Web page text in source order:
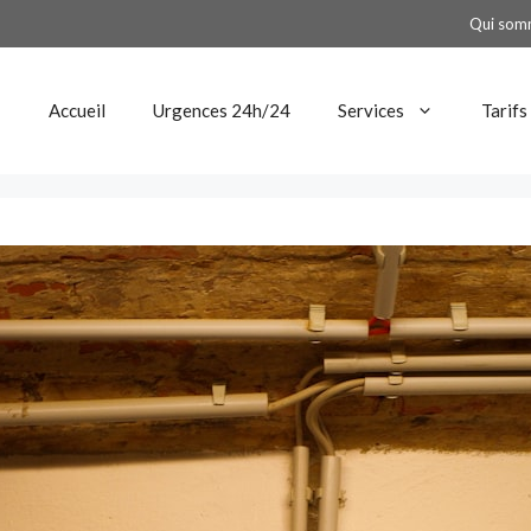
Qui
Accueil Urgences 24h/24 Services Tarifs